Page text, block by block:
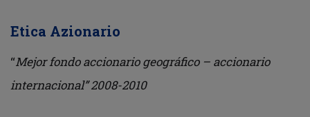
Etica Azionario
“Mejor fondo accionario geográfico – accionario
internacional” 2008-2010